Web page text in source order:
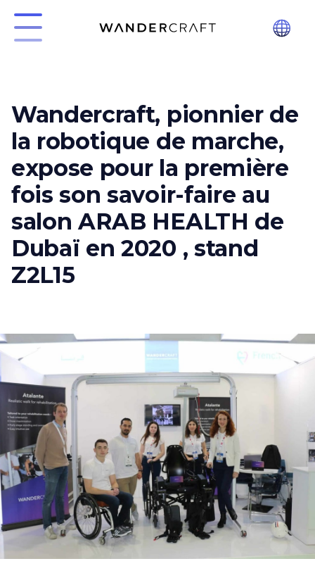
Wandercraft, pionnier de
la robotique de marche,
expose pour la première
fois son savoir-faire au
salon ARAB HEALTH de
Dubaï en 2020 , stand
Z2L15